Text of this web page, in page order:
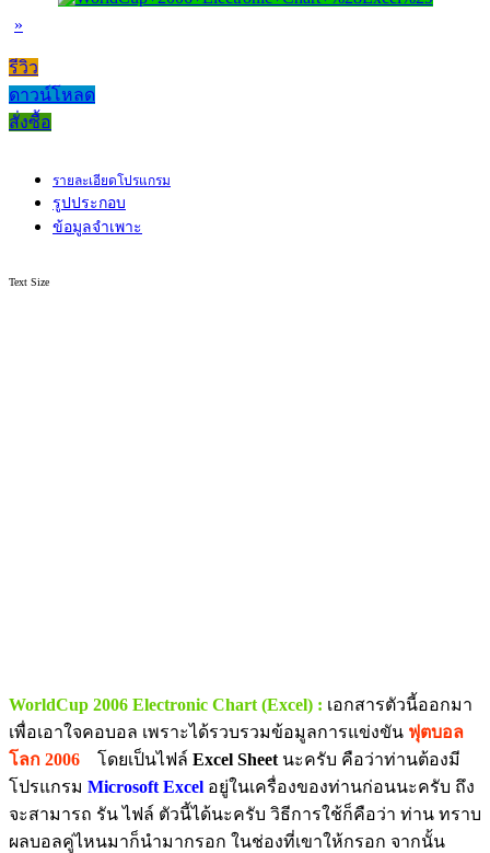
»
รีวิว
ดาวน์โหลด
สั่งซื้อ
รายละเอียดโปรแกรม
รูปประกอบ
ข้อมูลจำเพาะ
Text Size
WorldCup 2006 Electronic Chart (Excel) : เอกสารตัวนี้ออกมา
เพื่อเอาใจคอบอล เพราะได้รวบรวมข้อมูลการแข่งขัน ฟุตบอล
โลก 2006 โดยเป็นไฟล์ Excel Sheetนะครับ คือว่าท่านต้องมี
โปรแกรม Microsoft Excel อยู่ในเครื่องของท่านก่อนนะครับ ถึง
จะสามารถ รัน ไฟล์ ตัวนี้ได้นะครับ วิธีการใช้ก็คือว่า ท่าน ทราบ
ผลบอลคู่ไหนมาก็นำมากรอก ในช่องที่เขาให้กรอก จากนั้น